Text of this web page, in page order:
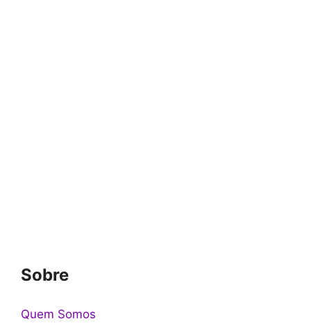
Sobre
Quem Somos